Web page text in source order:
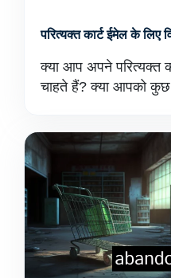
परित्यक्त कार्ट ईमेल के लिए
क्या आप अपने परित्यक्त
चाहते हैं? क्या आपको